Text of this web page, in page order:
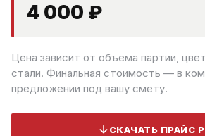
4 000 ₽
Цена зависит от объёма партии,
стали. Финальная стоимость — в
предложении под вашу смету.
СКАЧАТЬ ПРАЙС